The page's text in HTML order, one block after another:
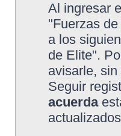
Al ingresar
"Fuerzas
a los
de Elite".
avisarle,
Seguir
acuerda